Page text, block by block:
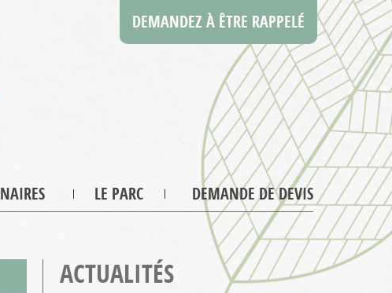
DEMANDEZ À ÊTRE RAPPELÉ
LE PARC DEMANDE DE DEVIS
ACTUALITÉS